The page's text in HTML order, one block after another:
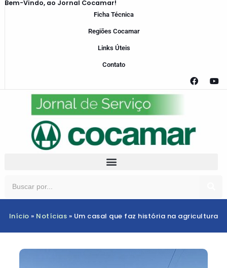
Bem-Vindo, ao Jornal Cocamar!
Ficha Técnica
Regiões Cocamar
Links Úteis
Contato
Início » Notícias » Um casal que faz história na agricultura